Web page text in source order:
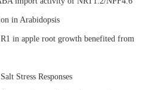
in Arabidopsis
in apple root growth benefited from
Stress Responses